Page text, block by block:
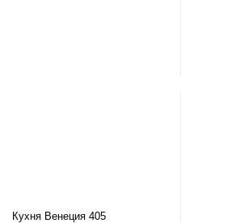
Кухня Венеция 405